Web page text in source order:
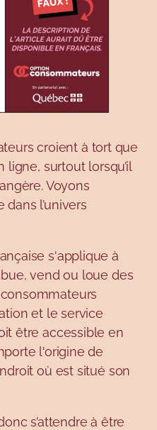
croient à tort que
ligne, surtout lorsqu’il
Voyons
dans l’univers
s'applique à
vend ou loue des
et le service
être accessible en
l'origine de
où est situé son
s’attendre à être